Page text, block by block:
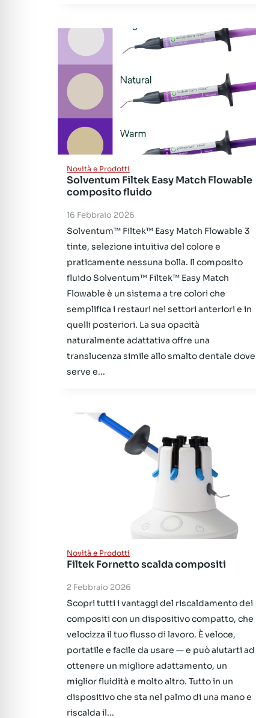
Novità e Prodotti
Solventum Filtek Easy Match Flowable
composito fluido
16 Febbraio 2026
Solventum™ Filtek™ Easy Match Flowable 3
tinte, selezione intuitiva del colore e
praticamente nessuna bolla. Il composito
fluido Solventum™ Filtek™ Easy Match
Flowable è un sistema a tre colori che
semplifica i restauri nei settori anteriori e in
quelli posteriori. La sua opacità
naturalmente adattativa offre una
translucenza simile allo smalto dentale dove
serve e...
Novità e Prodotti
Filtek Fornetto scalda compositi
2 Febbraio 2026
Scopri tutti i vantaggi del riscaldamento dei
compositi con un dispositivo compatto, che
velocizza il tuo flusso di lavoro. È veloce,
portatile e facile da usare — e può aiutarti ad
ottenere un migliore adattamento, un
miglior fluidità e molto altro. Tutto in un
dispositivo che sta nel palmo di una mano e
riscalda il...